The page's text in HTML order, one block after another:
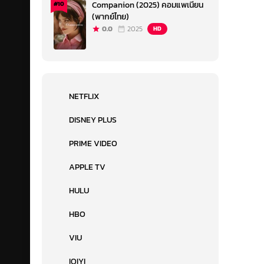
#10
Companion (2025) คอมแพเนียน
(พากย์ไทย)
0.0 2025 HD
NETFLIX
DISNEY PLUS
PRIME VIDEO
APPLE TV
HULU
HBO
VIU
IQIYI